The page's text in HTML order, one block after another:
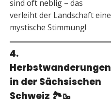
sind oft neblig – das
verleiht der Landschaft eine
mystische Stimmung!
4.
Herbstwanderungen
in der Sächsischen
Schweiz 🏞️🥾